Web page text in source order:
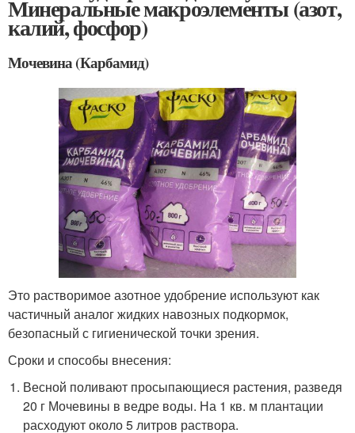
Минеральные макроэлементы (азот,
калий, фосфор)
Мочевина (Карбамид)
Это растворимое азотное удобрение используют как
частичный аналог жидких навозных подкормок,
безопасный с гигиенической точки зрения.
Сроки и способы внесения:
Весной поливают просыпающиеся растения, разведя
20 г Мочевины в ведре воды. На 1 кв. м плантации
расходуют около 5 литров раствора.